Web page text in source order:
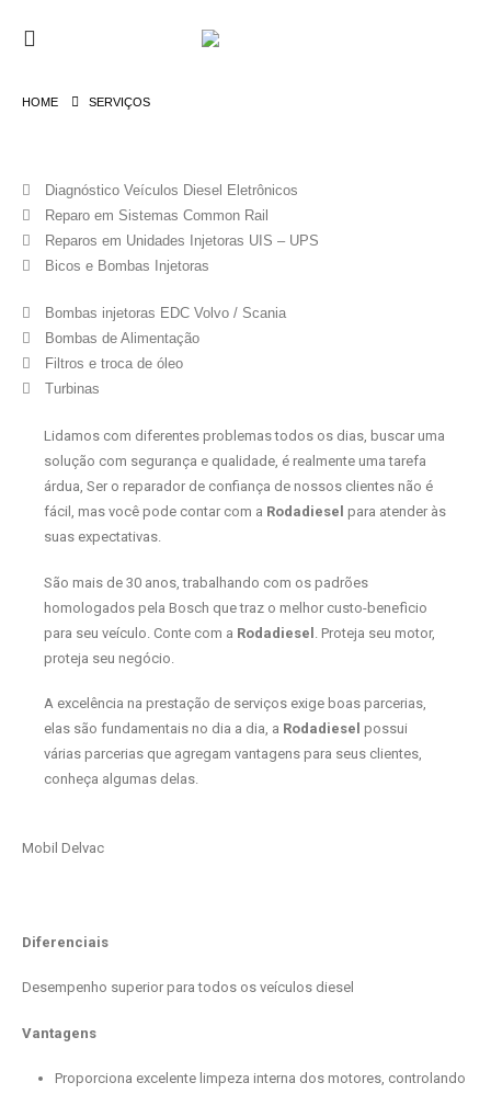
HOME SERVIÇOS
Diagnóstico Veículos Diesel Eletrônicos
Reparo em Sistemas Common Rail
Reparos em Unidades Injetoras UIS – UPS
Bicos e Bombas Injetoras
Bombas injetoras EDC Volvo / Scania
Bombas de Alimentação
Filtros e troca de óleo
Turbinas
Lidamos com diferentes problemas todos os dias, buscar uma
solução com segurança e qualidade, é realmente uma tarefa
árdua, Ser o reparador de confiança de nossos clientes não é
fácil, mas você pode contar com a Rodadiesel para atender às
suas expectativas.
São mais de 30 anos, trabalhando com os padrões
homologados pela Bosch que traz o melhor custo-benefìcio
para seu veículo. Conte com a Rodadiesel . Proteja seu motor,
proteja seu negócio.
A excelência na prestação de serviços exige boas parcerias,
elas são fundamentais no dia a dia, a Rodadiesel possui
várias parcerias que agregam vantagens para seus clientes,
conheça algumas delas.
Mobil Delvac
Diferenciais
Desempenho superior para todos os veículos diesel
Vantagens
Proporciona excelente limpeza interna dos motores, controlando